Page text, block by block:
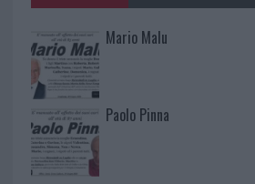
Mario Malu
Paolo Pinna